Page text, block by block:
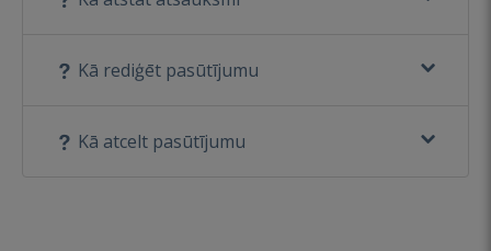
Kā rediģēt pasūtījumu
Kā atcelt pasūtījumu